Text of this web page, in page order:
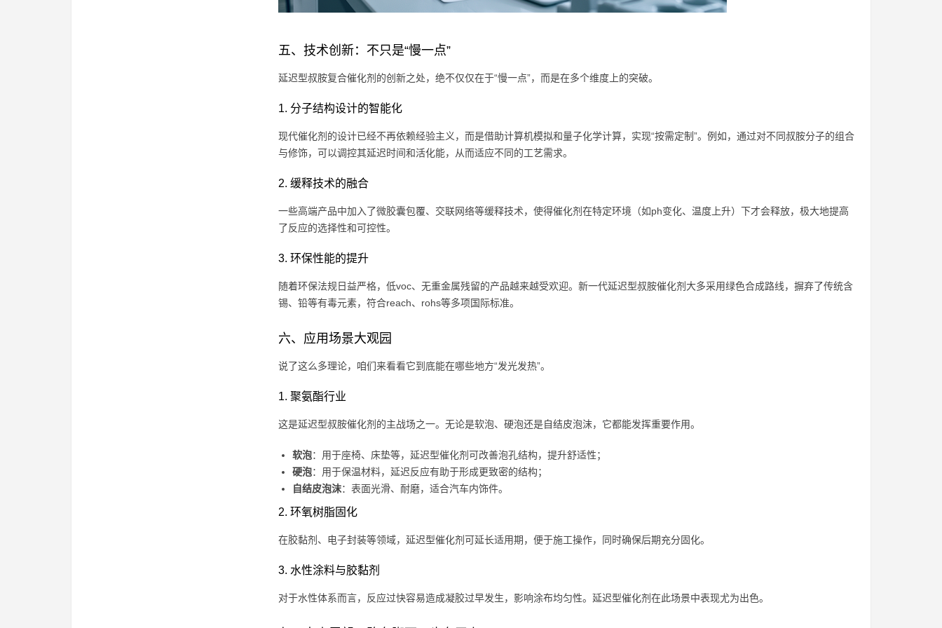
五、技术创新：不只是“慢一点”
延迟型叔胺复合催化剂的创新之处，绝不仅仅在于“慢一点”，而是在多个维度上的突破。
1. 分子结构设计的智能化
现代催化剂的设计已经不再依赖经验主义，而是借助计算机模拟和量子化学计算，实现“按需定制”。例如，通过对不同叔胺分子的组合
与修饰，可以调控其延迟时间和活化能，从而适应不同的工艺需求。
2. 缓释技术的融合
一些高端产品中加入了微胶囊包覆、交联网络等缓释技术，使得催化剂在特定环境（如ph变化、温度上升）下才会释放，极大地提高
了反应的选择性和可控性。
3. 环保性能的提升
随着环保法规日益严格，低voc、无重金属残留的产品越来越受欢迎。新一代延迟型叔胺催化剂大多采用绿色合成路线，摒弃了传统含
锡、铅等有毒元素，符合reach、rohs等多项国际标准。
六、应用场景大观园
说了这么多理论，咱们来看看它到底能在哪些地方“发光发热”。
1. 聚氨酯行业
这是延迟型叔胺催化剂的主战场之一。无论是软泡、硬泡还是自结皮泡沫，它都能发挥重要作用。
软泡：用于座椅、床垫等，延迟型催化剂可改善泡孔结构，提升舒适性；
硬泡：用于保温材料，延迟反应有助于形成更致密的结构；
自结皮泡沫：表面光滑、耐磨，适合汽车内饰件。
2. 环氧树脂固化
在胶黏剂、电子封装等领域，延迟型催化剂可延长适用期，便于施工操作，同时确保后期充分固化。
3. 水性涂料与胶黏剂
对于水性体系而言，反应过快容易造成凝胶过早发生，影响涂布均匀性。延迟型催化剂在此场景中表现尤为出色。